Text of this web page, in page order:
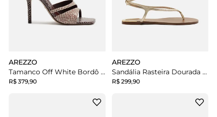
AREZZO
Tamanco Off White Bordô Couro Salto Fino Tiras
R$ 379,90
AREZZO
Sandália Rasteira Dourada Bico Redondo Tiras Metais
R$ 299,90